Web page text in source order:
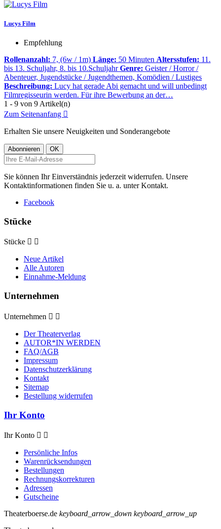
Lucys Film
Empfehlung
Rollenanzahl: 7, (6w / 1m) Länge: 50 Minuten Altersstufen: 11.
bis 13. Schuljahr, 8. bis 10.Schuljahr Genre: Geister / Horror /
Abenteuer, Jugendstücke / Jugendthemen, Komödien / Lustiges
Beschreibung: Lucy hat gerade Abi gemacht und will unbedingt
Filmregisseurin werden. Für ihre Bewerbung an der…
1 - 9 von 9 Artikel(n)
Zum Seitenanfang 
Erhalten Sie unsere Neuigkeiten und Sonderangebote
Sie können Ihr Einverständnis jederzeit widerrufen. Unsere
Kontaktinformationen finden Sie u. a. unter Kontakt.
Facebook
Stücke
Stücke  
Neue Artikel
Alle Autoren
Einnahme-Meldung
Unternehmen
Unternehmen  
Der Theaterverlag
AUTOR*IN WERDEN
FAQ/AGB
Impressum
Datenschutzerklärung
Kontakt
Sitemap
Bestellung widerrufen
Ihr Konto
Ihr Konto  
Persönliche Infos
Warenrücksendungen
Bestellungen
Rechnungskorrekturen
Adressen
Gutscheine
Theaterboerse.de keyboard_arrow_down keyboard_arrow_up